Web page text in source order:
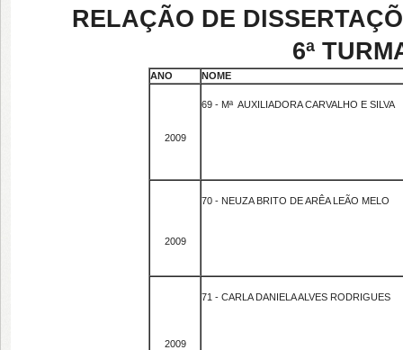
RELAÇÃO DE
6ª
ANO NOME
2009
69 - Mª AUXILIADORA CARVALHO E SILVA
2009
70 - NEUZA BRITO DE ARÊA LEÃO MELO
2009
71 - CARLA DANIELA ALVES RODRIGUES